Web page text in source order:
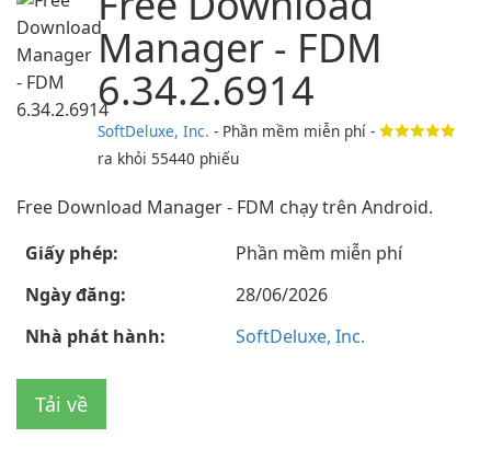
Manager - FDM
6.34.2.6914
SoftDeluxe, Inc. - Phần mềm miễn phí -
ra khỏi 55440 phiếu
Free Download Manager - FDM chạy trên Android.
Giấy phép:
Phần mềm miễn phí
Ngày đăng:
28/06/2026
Nhà phát hành:
SoftDeluxe, Inc.
Tải về